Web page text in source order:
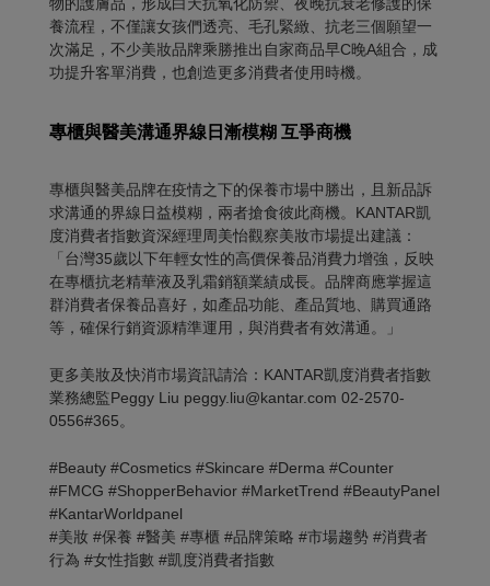
養流程，不僅讓女孩們透亮、毛孔緊緻、抗老三個願望一
次滿足，不少美妝品牌乘勝推出自家商品早C晚A組合，成
功提升客單消費，也創造更多消費者使用時機。
專櫃與醫美溝通界線日漸模糊 互爭商機
專櫃與醫美品牌在疫情之下的保養市場中勝出，且新品訴
求溝通的界線日益模糊，兩者搶食彼此商機。KANTAR凱
度消費者指數資深經理周美怡觀察美妝市場提出建議：
「台灣35歲以下年輕女性的高價保養品消費力增強，反映
在專櫃抗老精華液及乳霜銷額業績成長。品牌商應掌握這
群消費者保養品喜好，如產品功能、產品質地、購買通路
等，確保行銷資源精準運用，與消費者有效溝通。​」
更多美妝及快消市場資訊請洽：KANTAR凱度消費者指數
業務總監Peggy Liu peggy.liu@kantar.com 02-2570-
0556#365。
#Beauty #Cosmetics #Skincare #Derma #Counter
#FMCG #ShopperBehavior #MarketTrend #BeautyPanel
#KantarWorldpanel
#美妝 #保養 #醫美 #專櫃 #品牌策略 #市場趨勢 #消費者
行為 #女性指數 #凱度消費者指數